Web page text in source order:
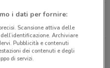
i dati per fornire:
Scansione attiva delle
Archiviare
Pubblicità e contenuti
dei contenuti e degli
di servizi.